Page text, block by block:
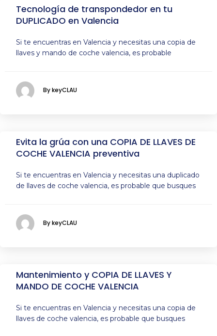
Tecnología de transpondedor en tu
DUPLICADO en Valencia
Si te encuentras en Valencia y necesitas una copia de
llaves y mando de coche valencia, es probable
By keyCLAU
Evita la grúa con una COPIA DE LLAVES DE
COCHE VALENCIA preventiva
Si te encuentras en Valencia y necesitas una duplicado
de llaves de coche valencia, es probable que busques
By keyCLAU
Mantenimiento y COPIA DE LLAVES Y
MANDO DE COCHE VALENCIA
Si te encuentras en Valencia y necesitas una copia de
llaves de coche valencia, es probable que busques